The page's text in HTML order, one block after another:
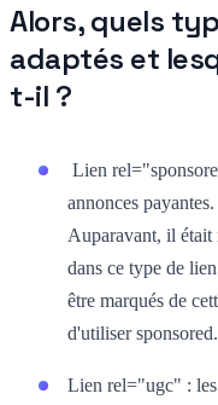
Alors, quels
adaptés et
t-il ?
Lien
annonces
Auparavant, il
dans ce type de
être marqués de
d'utiliser sponsored.
Lien rel="ugc" : les